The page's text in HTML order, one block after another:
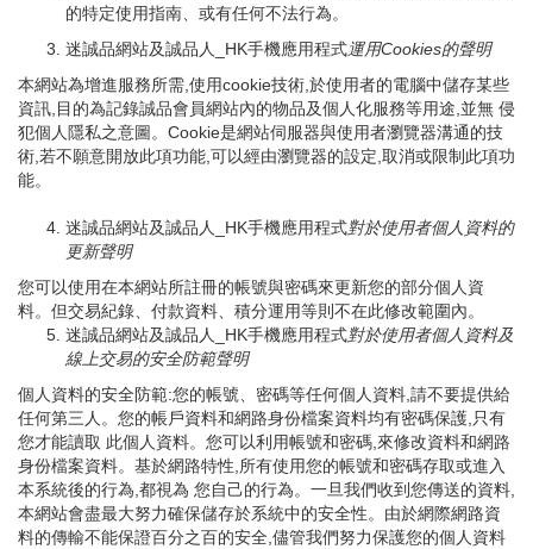
的特定使用指南、或有任何不法行為。
迷誠品網站及誠品人_HK手機應用程式運用Cookies的聲明
本網站為增進服務所需,使用cookie技術,於使用者的電腦中儲存某些
資訊,目的為記錄誠品會員網站內的物品及個人化服務等用途,並無 侵
犯個人隱私之意圖。Cookie是網站伺服器與使用者瀏覽器溝通的技
術,若不願意開放此項功能,可以經由瀏覽器的設定,取消或限制此項功
能。
迷誠品網站及誠品人_HK手機應用程式對於使用者個人資料的
更新聲明
您可以使用在本網站所註冊的帳號與密碼來更新您的部分個人資
料。但交易紀錄、付款資料、積分運用等則不在此修改範圍內。
迷誠品網站及誠品人_HK手機應用程式對於使用者個人資料及
線上交易的安全防範聲明
個人資料的安全防範:您的帳號、密碼等任何個人資料,請不要提供給
任何第三人。您的帳戶資料和網路身份檔案資料均有密碼保護,只有
您才能讀取 此個人資料。您可以利用帳號和密碼,來修改資料和網路
身份檔案資料。基於網路特性,所有使用您的帳號和密碼存取或進入
本系統後的行為,都視為 您自己的行為。一旦我們收到您傳送的資料,
本網站會盡最大努力確保儲存於系統中的安全性。由於網際網路資
料的傳輸不能保證百分之百的安全,儘管我們努力保護您的個人資料